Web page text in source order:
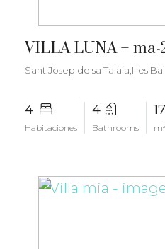
VILLA LUNA – ma-
Sant Josep de sa Talaia,Illes
4
Habitaciones
4
Bathrooms m²